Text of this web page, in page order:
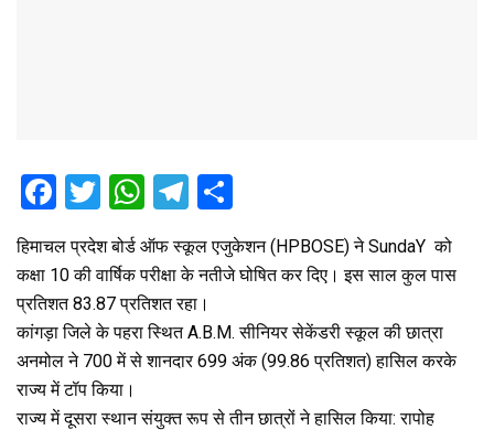
F
ce
b
o
o
k
T
wi
tt
er
W
h
at
s
A
p
p
T
e
gr
a
m
h
ar
हिमाचल प्रदेश बोर्ड ऑफ स्कूल एजुकेशन (HPBOSE) ने SundaY को
कक्षा 10 की वार्षिक परीक्षा के नतीजे घोषित कर दिए। इस साल कुल पास
प्रतिशत 83.87 प्रतिशत रहा।
कांगड़ा जिले के पहरा स्थित A.B.M. सीनियर सेकेंडरी स्कूल की छात्रा
अनमोल ने 700 में से शानदार 699 अंक (99.86 प्रतिशत) हासिल करके
राज्य में टॉप किया।
राज्य में दूसरा स्थान संयुक्त रूप से तीन छात्रों ने हासिल किया: रापोह